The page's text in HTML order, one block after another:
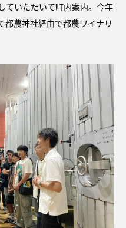
ていただいて町内案内。今年
都農神社経由で都農ワイナリ